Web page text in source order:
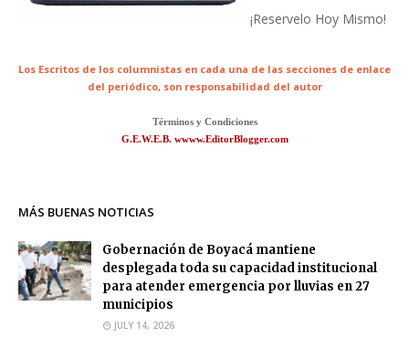
¡Reservelo Hoy Mismo!
Los Escritos de los columnistas en cada una de las secciones de enlace
del periódico, son responsabilidad del autor
Términos y Condiciones
G.E.W.E.B. wwww.EditorBlogger.com
MÁS BUENAS NOTICIAS
Gobernación de Boyacá mantiene
desplegada toda su capacidad institucional
para atender emergencia por lluvias en 27
municipios
JULY 14, 2026